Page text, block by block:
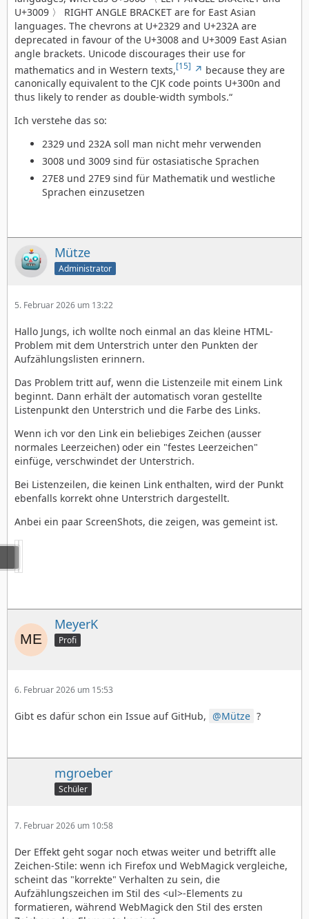
U+3009 〉 RIGHT ANGLE BRACKET are for East Asian
languages. The chevrons at U+2329 and U+232A are
deprecated in favour of the U+3008 and U+3009 East Asian
angle brackets. Unicode discourages their use for
mathematics and in Western texts,[15]
because they are
canonically equivalent to the CJK code points U+300n and
thus likely to render as double-width symbols.“
Ich verstehe das so:
2329 und 232A soll man nicht mehr verwenden
3008 und 3009 sind für ostasiatische Sprachen
27E8 und 27E9 sind für Mathematik und westliche
Sprachen einzusetzen
Mütze
Administrator
5. Februar 2026 um 13:22
Hallo Jungs, ich wollte noch einmal an das kleine HTML-
Problem mit dem Unterstrich unter den Punkten der
Aufzählungslisten erinnern.
Das Problem tritt auf, wenn die Listenzeile mit einem Link
beginnt. Dann erhält der automatisch voran gestellte
Listenpunkt den Unterstrich und die Farbe des Links.
Wenn ich vor den Link ein beliebiges Zeichen (ausser
normales Leerzeichen) oder ein "festes Leerzeichen"
einfüge, verschwindet der Unterstrich.
Bei Listenzeilen, die keinen Link enthalten, wird der Punkt
ebenfalls korrekt ohne Unterstrich dargestellt.
Anbei ein paar ScreenShots, die zeigen, was gemeint ist.
MeyerK
Profi
6. Februar 2026 um 15:53
Gibt es dafür schon ein Issue auf GitHub, Mütze ?
mgroeber
Schüler
7. Februar 2026 um 10:58
Der Effekt geht sogar noch etwas weiter und betrifft alle
Zeichen-Stile: wenn ich Firefox und WebMagick vergleiche,
scheint das "korrekte" Verhalten zu sein, die
Aufzählungszeichen im Stil des <ul>-Elements zu
formatieren, während WebMagick den Stil des ersten